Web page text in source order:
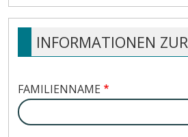
INFORMATIONEN
FAMILIENNAME